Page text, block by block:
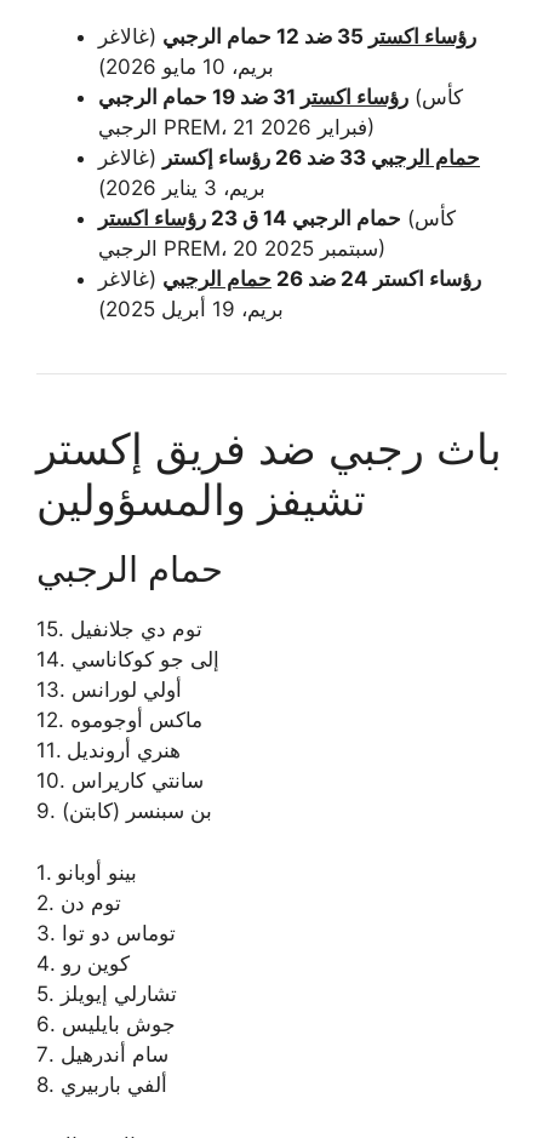
رؤساء اكستر
(غالاغر
بريم، 10 مايو 2026)
رؤساء اكستر (كأس
الرجبي PREM، 21 فبراير 2026)
حمام الرجبي
(غالاغر
بريم، 3 يناير 2026)
حمام الرجبي 14 ق 23
رؤساء اكستر
(كأس
الرجبي PREM، 20 سبتمبر 2025)
رؤساء اكستر 24 ضد 26
حمام الرجبي (غالاغر
بريم، 19 أبريل 2025)
باث رجبي ضد فريق إكستر
تشيفز والمسؤولين
حمام الرجبي
15. توم دي جلانفيل
14. إلى جو كوكاناسي
13. أولي لورانس
12. ماكس أوجوموه
11. هنري أرونديل
10. سانتي كاريراس
9. بن سبنسر (كابتن)
1. بينو أوبانو
2. توم دن
3. توماس دو توا
4. كوين رو
5. تشارلي إيويلز
6. جوش بايليس
7. سام أندرهيل
8. ألفي باربيري